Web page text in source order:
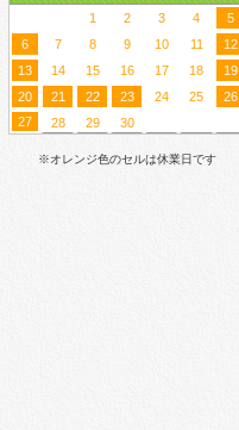
1
2 3 4
5
6
7 8 9 10 11
12
13
14 15 16 17 18
19
20
21 22 23 24 25
26
27
28 29 30
※オレンジ色のセルは休業日です